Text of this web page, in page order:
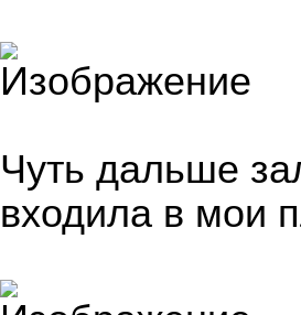
Чуть дальше
входила в мои